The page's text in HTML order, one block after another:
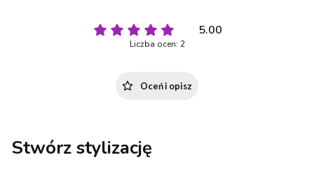
5.00
Liczba ocen: 2
Oceń i opisz
Stwórz stylizację